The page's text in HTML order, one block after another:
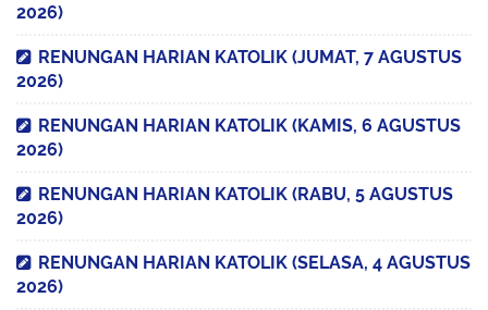
2026)
RENUNGAN HARIAN KATOLIK (JUMAT, 7 AGUSTUS
2026)
RENUNGAN HARIAN KATOLIK (KAMIS, 6 AGUSTUS
2026)
RENUNGAN HARIAN KATOLIK (RABU, 5 AGUSTUS
2026)
RENUNGAN HARIAN KATOLIK (SELASA, 4 AGUSTUS
2026)